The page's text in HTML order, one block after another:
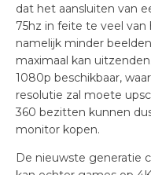
dat het aansluiten van
75hz in feite te veel
namelijk minder
maximaal kan
1080p beschikbaar,
resolutie zal moete
360 bezitten kunnen
monitor kopen.
De nieuwste generatie